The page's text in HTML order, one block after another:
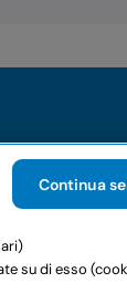
termine
su di esso
Continua